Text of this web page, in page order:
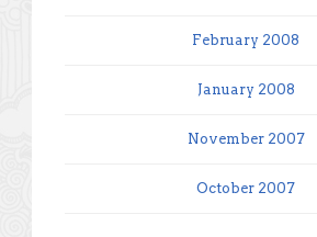
February 2008
January 2008
November 2007
October 2007